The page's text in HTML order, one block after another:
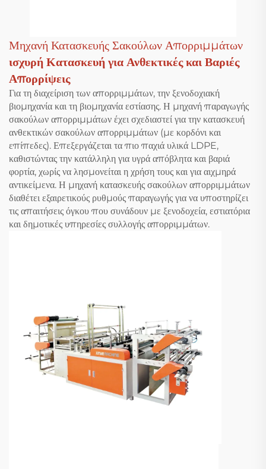
Μηχανή Κατασκευής Σακούλων Απορριμμάτων
ισχυρή Κατασκευή για Ανθεκτικές και Βαριές
Απορρίψεις
Για τη διαχείριση των απορριμμάτων, την ξενοδοχιακή
βιομηχανία και τη βιομηχανία εστίασης. Η μηχανή παραγωγής
σακούλων απορριμμάτων έχει σχεδιαστεί για την κατασκευή
ανθεκτικών σακούλων απορριμμάτων (με κορδόνι και
επίπεδες). Επεξεργάζεται τα πιο παχιά υλικά LDPE,
καθιστώντας την κατάλληλη για υγρά απόβλητα και βαριά
φορτία, χωρίς να λησμονείται η χρήση τους και για αιχμηρά
αντικείμενα. Η μηχανή κατασκευής σακούλων απορριμμάτων
διαθέτει εξαιρετικούς ρυθμούς παραγωγής για να υποστηρίζει
τις απαιτήσεις όγκου που συνάδουν με ξενοδοχεία, εστιατόρια
και δημοτικές υπηρεσίες συλλογής απορριμμάτων.